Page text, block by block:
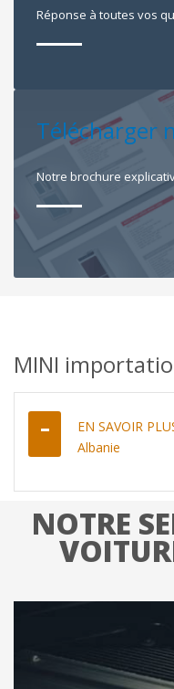
Réponse à toutes vos
Télécharger
Notre brochure
MINI
EN SAVOIR
Albanie
NOTRE